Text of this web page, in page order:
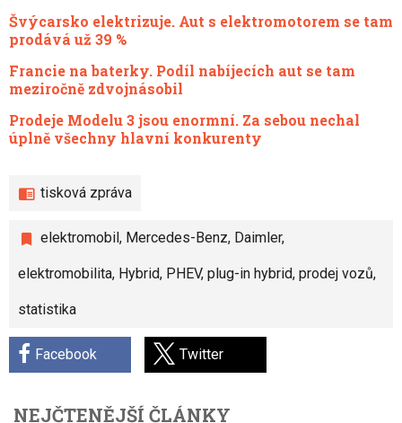
tisková zpráva
elektromobil, Mercedes-Benz, Daimler,
elektromobilita, Hybrid, PHEV, plug-in hybrid, prodej vozů,
statistika
Facebook Twitter
Švýcarsko elektrizuje. Aut s elektromotorem se tam
prodává už 39 %
Francie na baterky. Podíl nabíjecích aut se tam
meziročně zdvojnásobil
Prodeje Modelu 3 jsou enormní. Za sebou nechal
úplně všechny hlavní konkurenty
NEJČTENĚJŠÍ ČLÁNKY